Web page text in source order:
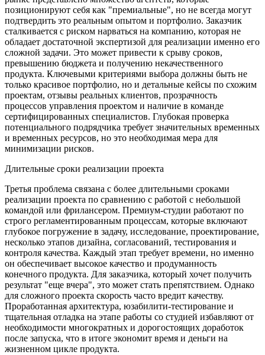
позиционируют себя как "премиальные", но не всегда могут
подтвердить это реальным опытом и портфолио. Заказчик
сталкивается с риском нарваться на компанию, которая не
обладает достаточной экспертизой для реализации именно его
сложной задачи. Это может привести к срыву сроков,
превышению бюджета и получению некачественного
продукта. Ключевыми критериями выбора должны быть не
только красивое портфолио, но и детальные кейсы по схожим
проектам, отзывы реальных клиентов, прозрачность
процессов управления проектом и наличие в команде
сертифицированных специалистов. Глубокая проверка
потенциального подрядчика требует значительных временных
и временных ресурсов, но это необходимая мера для
минимизации рисков.
Длительные сроки реализации проекта
Третья проблема связана с более длительными сроками
реализации проекта по сравнению с работой с небольшой
командой или фрилансером. Премиум-студии работают по
строго регламентированным процессам, которые включают
глубокое погружение в задачу, исследование, проектирование,
несколько этапов дизайна, согласований, тестирования и
контроля качества. Каждый этап требует времени, но именно
он обеспечивает высокое качество и продуманность
конечного продукта. Для заказчика, который хочет получить
результат "еще вчера", это может стать препятствием. Однако
для сложного проекта скорость часто вредит качеству.
Проработанная архитектура, юзабилити-тестирование и
тщательная отладка на этапе работы со студией избавляют от
необходимости многократных и дорогостоящих доработок
после запуска, что в итоге экономит время и деньги на
жизненном цикле продукта.